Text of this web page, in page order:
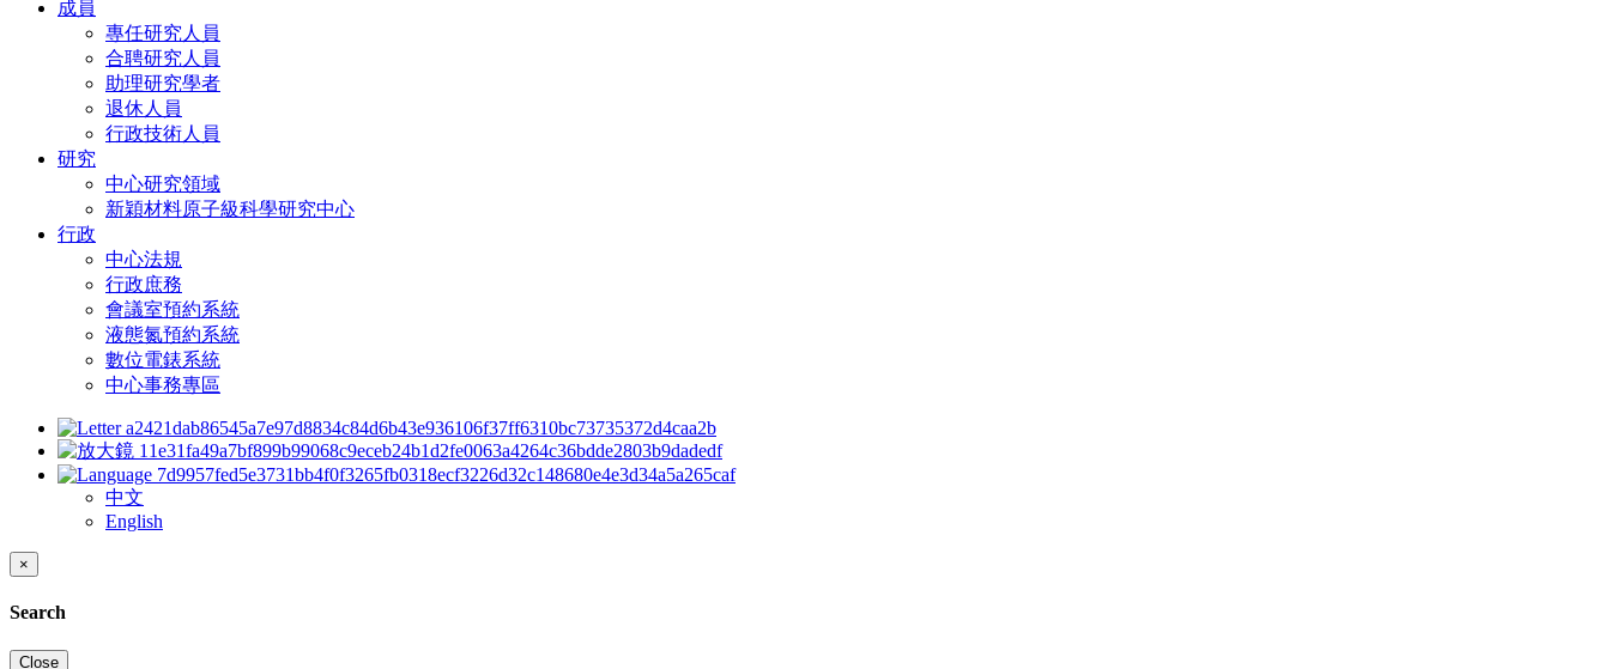
成員
專任研究人員
合聘研究人員
助理研究學者
退休人員
行政技術人員
研究
中心研究領域
新穎材料原子級科學研究中心
行政
中心法規
行政庶務
會議室預約系統
液態氮預約系統
數位電錶系統
中心事務專區
中文
English
×
Search
Close